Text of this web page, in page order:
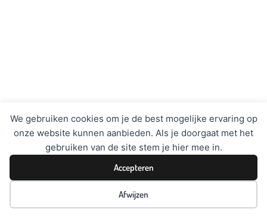
We gebruiken cookies om je de best mogelijke ervaring op
onze website kunnen aanbieden. Als je doorgaat met het
gebruiken van de site stem je hier mee in.
Accepteren
Afwijzen